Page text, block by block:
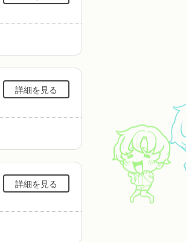
詳細を見る
詳細を見る